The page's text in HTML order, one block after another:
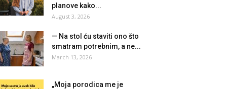
planove kako...
August 3, 2026
— Na stol ću staviti ono što
smatram potrebnim, a ne...
March 13, 2026
„Moja porodica me je